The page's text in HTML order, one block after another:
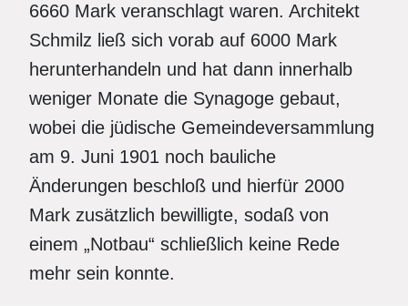
6660 Mark veranschlagt waren. Architekt
Schmilz ließ sich vorab auf 6000 Mark
herunterhandeln und hat dann innerhalb
weniger Monate die Synagoge gebaut,
wobei die jüdische Gemeindeversammlung
am 9. Juni 1901 noch bauliche
Änderungen beschloß und hierfür 2000
Mark zusätzlich bewilligte, sodaß von
einem „Notbau“ schließlich keine Rede
mehr sein konnte.